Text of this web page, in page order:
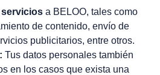
servicios a BELOO, tales como
de contenido, envío de
publicitarios, entre otros.
Tus datos personales también
en los casos que exista una